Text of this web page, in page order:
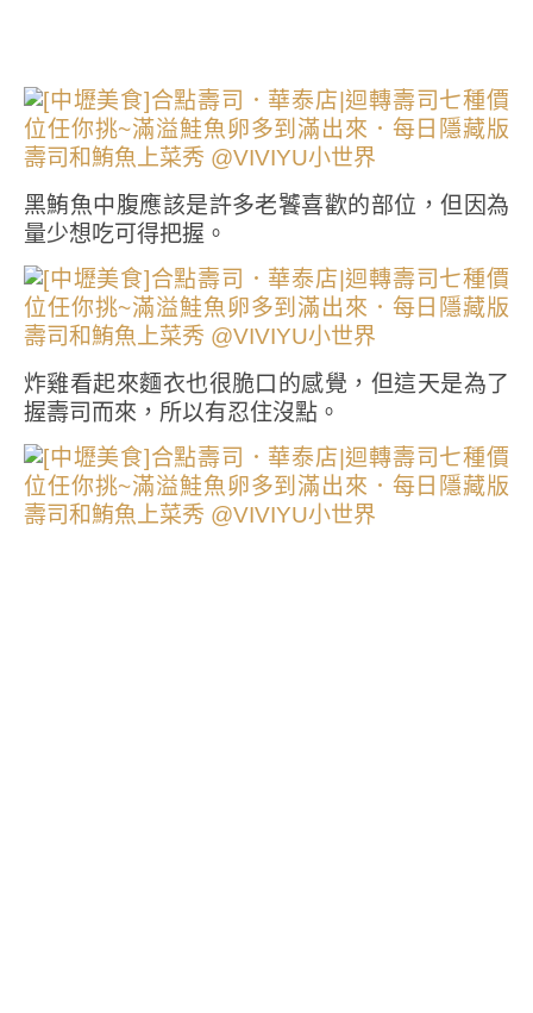
黑鮪魚中腹應該是許多老饕喜歡的部位，但因為
量少想吃可得把握。
炸雞看起來麵衣也很脆口的感覺，但這天是為了
握壽司而來，所以有忍住沒點。